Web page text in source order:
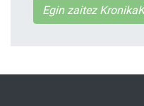
Egin zaitez